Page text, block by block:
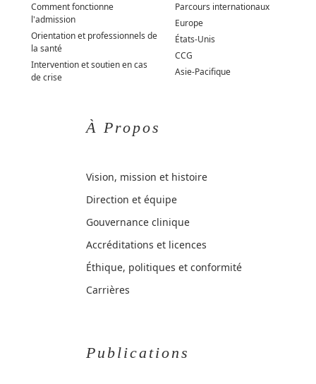
Comment fonctionne
l'admission
Orientation et professionnels de
la santé
Intervention et soutien en cas
de crise
Parcours internationaux
Europe
États-Unis
CCG
Asie-Pacifique
À Propos
Vision, mission et histoire
Direction et équipe
Gouvernance clinique
Accréditations et licences
Éthique, politiques et conformité
Carrières
Publications